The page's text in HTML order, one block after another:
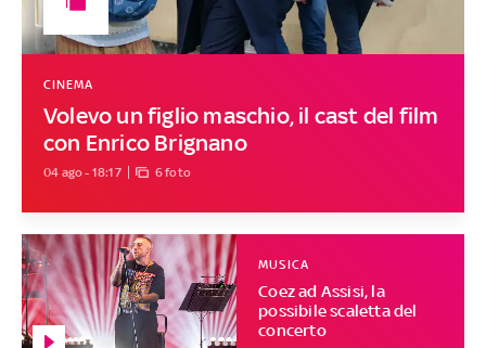
Volevo un figlio maschio, il cast del film
con Enrico Brignano
CINEMA
04 ago - 18:17 6 foto
Coez ad Assisi, la
possibile scaletta del
concerto
MUSICA